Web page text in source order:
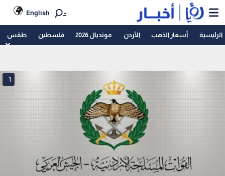
English
الرئيسية أسعار الذهب الأردن مونديال 2026 فلسطين طقس
1